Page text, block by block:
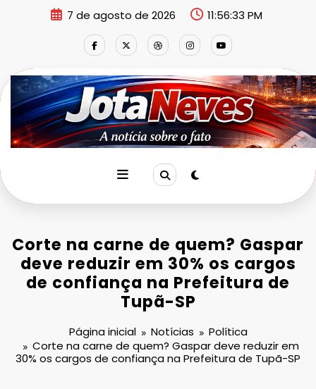
7 de agosto de 2026 11:56:33 PM
Corte na carne de quem? Gaspar
deve reduzir em 30% os cargos
de confiança na Prefeitura de
Tupã-SP
Página inicial Notícias
Política
Corte na carne de quem? Gaspar deve reduzir em
30% os cargos de confiança na Prefeitura de Tupã-SP